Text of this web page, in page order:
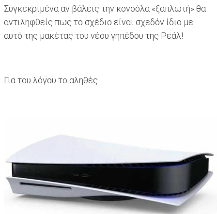
Συγκεκριμένα αν βάλεις την κονσόλα «ξαπλωτή» θα
αντιληφθείς πως το σχέδιο είναι σχεδόν ίδιο με
αυτό της μακέτας του νέου γηπέδου της Ρεάλ!
Για του λόγου το αληθές...